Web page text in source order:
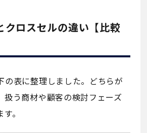
クロスセルの違い【比較
の表に整理しました。どちらが
扱う商材や顧客の検討フェーズ
。